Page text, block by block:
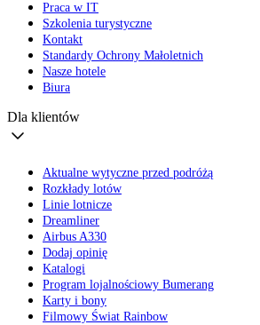
Praca w IT
Szkolenia turystyczne
Kontakt
Standardy Ochrony Małoletnich
Nasze hotele
Biura
Dla klientów
Aktualne wytyczne przed podróżą
Rozkłady lotów
Linie lotnicze
Dreamliner
Airbus A330
Dodaj opinię
Katalogi
Program lojalnościowy Bumerang
Karty i bony
Filmowy Świat Rainbow